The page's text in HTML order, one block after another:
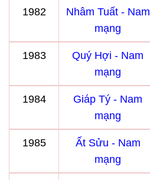
1982
Nhâm Tuất - Nam
mạng
1983
Quý Hợi - Nam
mạng
1984
Giáp Tý - Nam
mạng
1985
Ất Sửu - Nam
mạng